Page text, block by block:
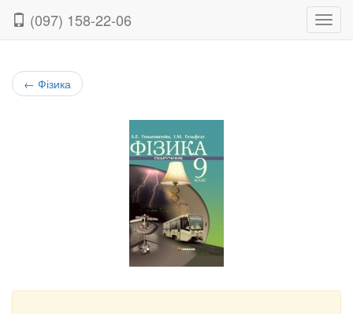
(097) 158-22-06
← Фізика